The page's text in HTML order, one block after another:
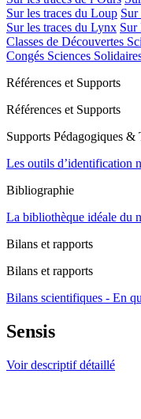
Sur les traces du Loup Sur
Sur les traces du Lynx Sur
Classes de Découvertes
Congés Sciences
Références et Supports
Références et Supports
Supports Pédagogiques &
Les outils d’identification
Bibliographie
La bibliothèque idéale du
Bilans et rapports
Bilans et rapports
Bilans scientifiques - En
Sensis
Voir descriptif détaillé